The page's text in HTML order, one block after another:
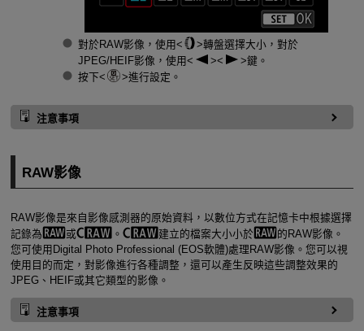
對於RAW影像，使用
轉盤選擇大小，對於
JPEG/HEIF影像，使用
鍵。
按下
進行設定。
注意事項
RAW影像
RAW影像是來自影像感測器的原始資料，以數位方式在記憶卡中根據選擇
記錄為
或 。 建立的檔案大小小於
的RAW影像。
您可使用Digital Photo Professional (EOS軟體)處理RAW影像。您可以視
使用目的而定，對影像進行各種調整，還可以產生反映這些調整效果的
JPEG、HEIF或其它類型的影像。
注意事項